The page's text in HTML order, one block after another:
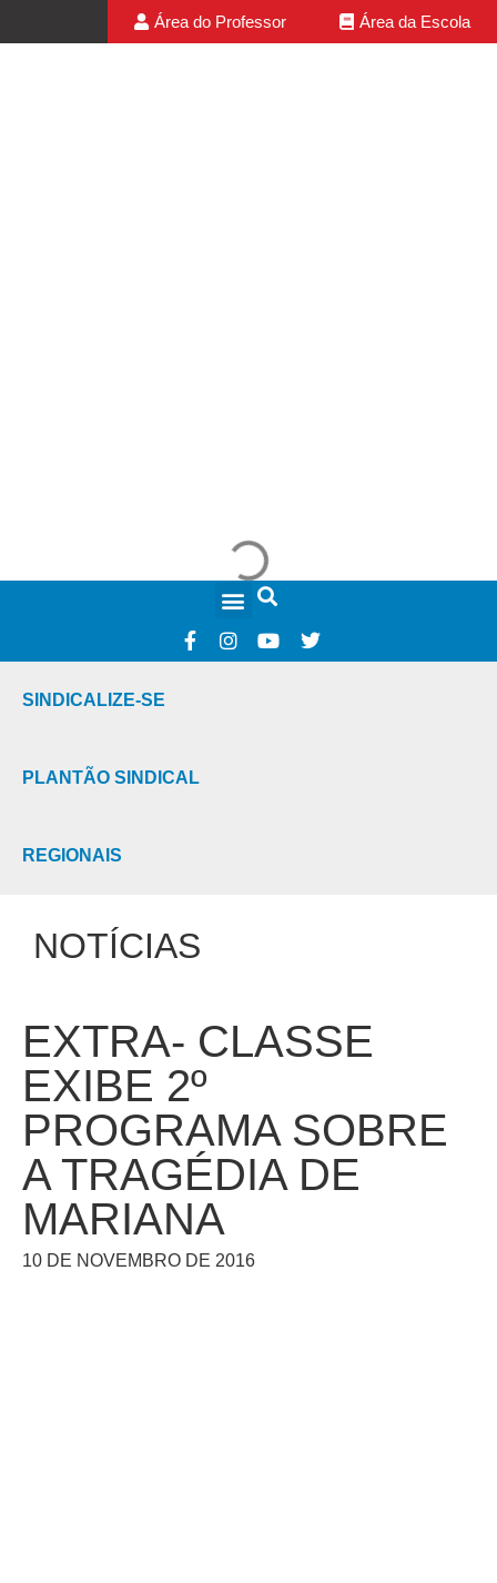
Área do Professor Área da Escola
SINDICALIZE-SE
PLANTÃO SINDICAL
REGIONAIS
NOTÍCIAS
EXTRA- CLASSE
EXIBE 2º
PROGRAMA SOBRE
A TRAGÉDIA DE
MARIANA
10 DE NOVEMBRO DE 2016